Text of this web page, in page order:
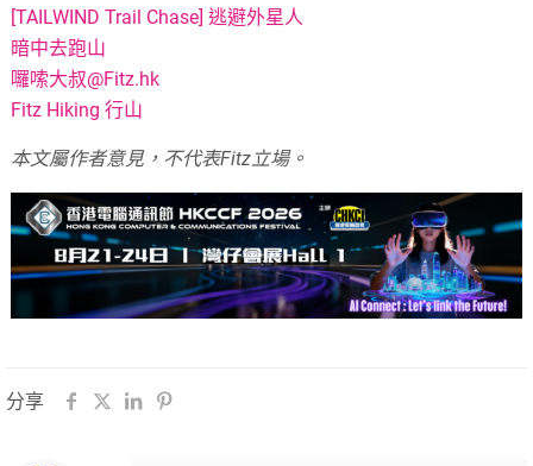
[TAILWIND Trail Chase] 逃避外星人
暗中去跑山
囉嗦大叔@Fitz.hk
Fitz Hiking 行山
本文屬作者意見，不代表Fitz立場。
分享